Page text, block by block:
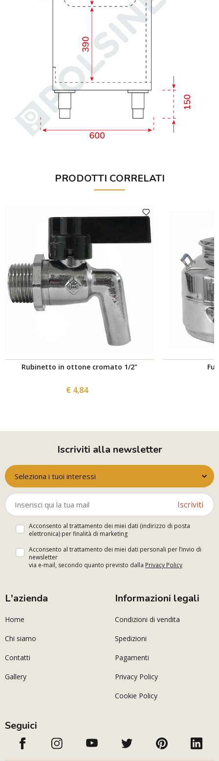
PRODOTTI CORRELATI
Rubinetto in ottone cromato 1/2"
€ 4,84
Iscriviti alla newsletter
Seleziona i tuoi interessi
Iscriviti
Acconsento al trattamento dei miei dati (indirizzo di posta
elettronica) per finalità di marketing
Acconsento al trattamento dei miei dati personali per l’invio di
newsletter
via e-mail, secondo quanto previsto dalla Privacy Policy
L'azienda
Home
Chi siamo
Contatti
Gallery
Informazioni legali
Condizioni di vendita
Spedizioni
Pagamenti
Privacy Policy
Cookie Policy
Seguici